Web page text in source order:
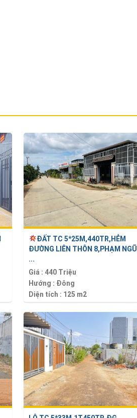
ĐẤT TC 5*25M,440TR,HẺM
ĐƯỜNG LIÊN THÔN 8,PHẠM NGŨ
...
Giá : 440 Triệu
Hướng : Đông
Diện tích : 125 m2